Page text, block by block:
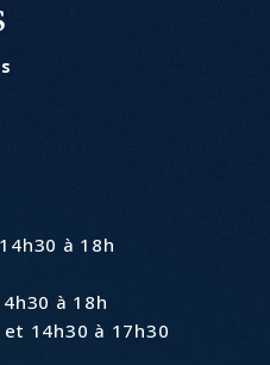
à 18h
à 18h
14h30 à 17h30